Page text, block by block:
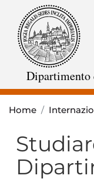
Dipartimento
Home